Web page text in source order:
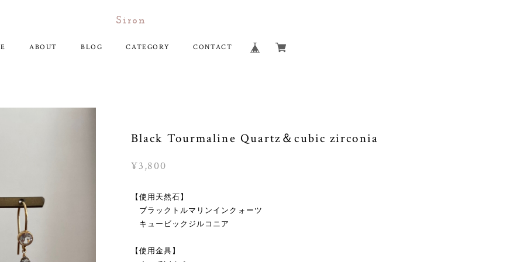
Siron
ABOUT BLOG CATEGORY CONTACT
Black Tourmaline Quartz＆cubic zirconia
¥3,800
【使用天然石】
ブラックトルマリンインクォーツ
キュービックジルコニア
【使用金具】